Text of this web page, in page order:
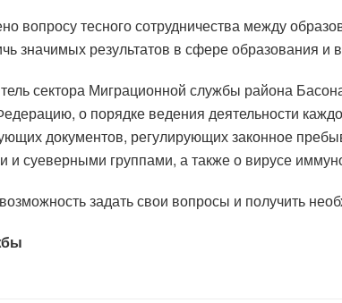
вопросу тесного сотрудничества между
значимых результатов в сфере образования и
сектора Миграционной службы района
о порядке ведения деятельности
документов, регулирующих законное
и суеверными группами, а также о вирусе
задать свои вопросы и получить